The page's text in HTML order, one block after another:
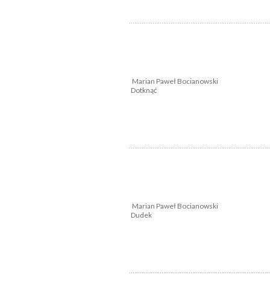
Marian Paweł Bocianowski
Dotknąć
Marian Paweł Bocianowski
Dudek